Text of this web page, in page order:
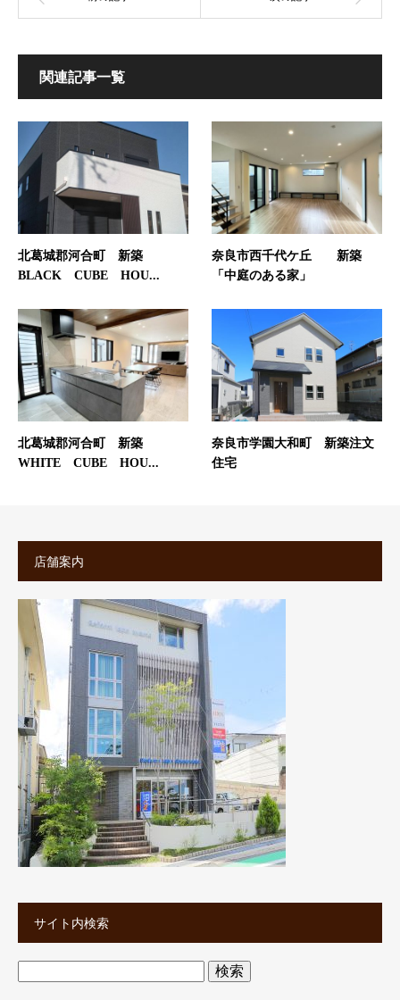
関連記事一覧
北葛城郡河合町 新築
BLACK CUBE HOU...
奈良市西千代ケ丘 新築
「中庭のある家」
北葛城郡河合町 新築
WHITE CUBE HOU...
奈良市学園大和町 新築注文
住宅
店舗案内
サイト内検索
検
索: